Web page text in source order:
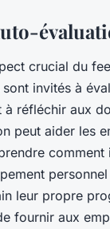
crucial du
invités à
réfléchir aux
peut aider les
leur propre
fournir aux